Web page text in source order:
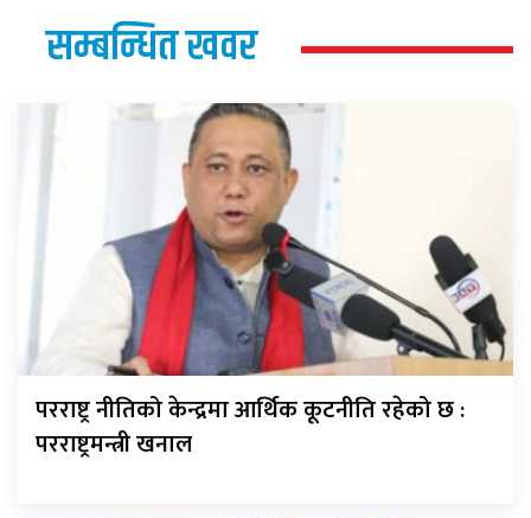
सम्बन्धित खवर
परराष्ट्र नीतिको केन्द्रमा आर्थिक कूटनीति रहेको छ :
परराष्ट्रमन्त्री खनाल